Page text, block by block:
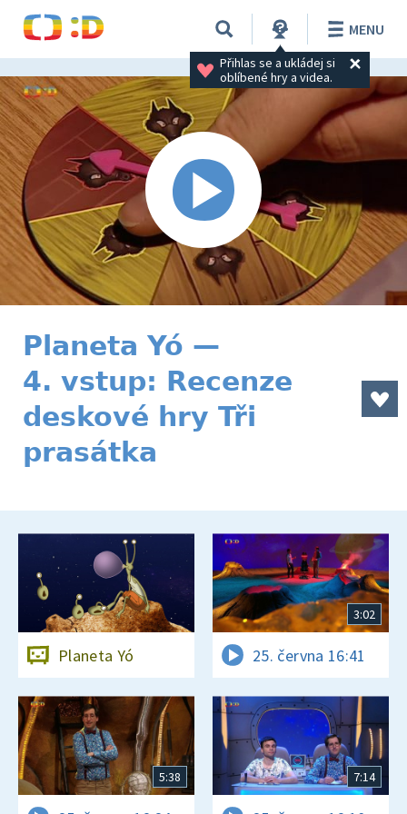
Přihlas se a ukládej si
oblíbené hry a videa.
MENU
Planeta Yó —
4. vstup: Recenze
deskové hry Tři
prasátka
Planeta Yó
3:02
25. června 16:41
5:38 7:14